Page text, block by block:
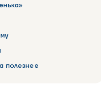
полезнее